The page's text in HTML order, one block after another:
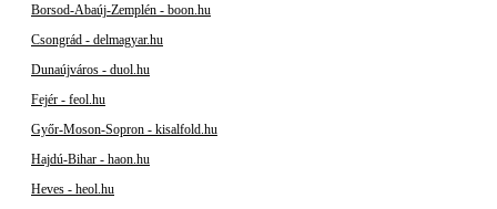
Borsod-Abaúj-Zemplén - boon.hu
Csongrád - delmagyar.hu
Dunaújváros - duol.hu
Fejér - feol.hu
Győr-Moson-Sopron - kisalfold.hu
Hajdú-Bihar - haon.hu
Heves - heol.hu